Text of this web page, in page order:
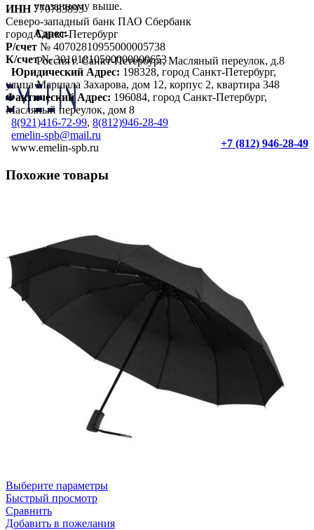
указанному выше.
Адрес:
Россия г. Санкт-Петербург, Масляный переулок, д.8
+7 (812) 946-28-49
ИНН770783893
Северо-западный банк ПАО Сбербанк
город Санкт-Петербург
Р/счет № 40702810955000005738
К/счет№ 30101810500000000653
Юридический Адрес: 198328, город Санкт-Петербург,
улица Маршала Захарова, дом 12, корпус 2, квартира 348
Фактический Адрес: 196084, город Санкт-Петербург,
Масляный переулок, дом 8
8(921)416-72-99, 8(812)946-28-49
emelin-spb@mail.ru
www.emelin-spb.ru
Похожие товары
Выберите параметры
Быстрый просмотр
Сравнить
Добавить в пожелания